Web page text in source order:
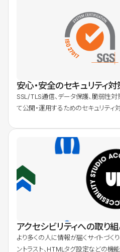
安心・安全のセキュリティ対
SSL/TLS通信、データ保護、脆弱性対
て公開・運用するためのセキュリティ
アクセシビリティへの取り
より多くの人に情報が届くサイトづく
ントラスト、HTMLタグ設定などの機